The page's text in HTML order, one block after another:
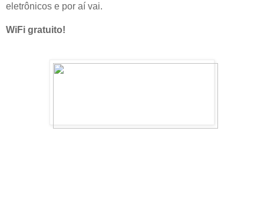
eletrônicos e por aí vai.
WiFi gratuito!